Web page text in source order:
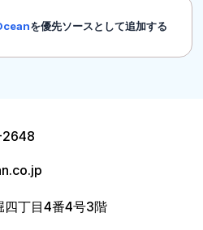
を優先ソースとして追加する
四丁目4番4号3階